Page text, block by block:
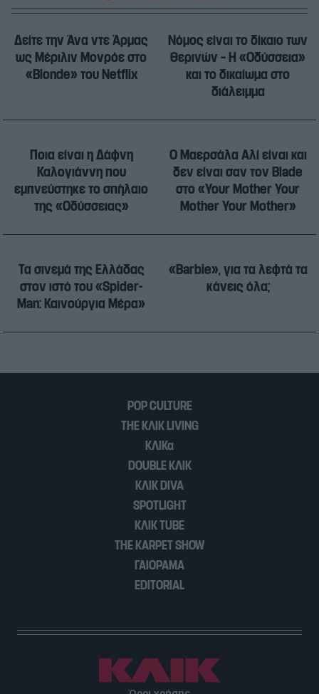
Δείτε την Άνα ντε Άρμας
ως Μέριλιν Μονρόε στο
«Blonde» του Netflix
Νόμος είναι το δίκαιο των
θερινών – Η «Οδύσσεια»
και το δικαίωμα στο
διάλειμμα
Ποια είναι η Δάφνη
Καλογιάννη που
εμπνεύστηκε το σπήλαιο
της «Οδύσσειας»
Ο Μαερσάλα Αλί είναι και
δεν είναι σαν τον Blade
στο «Your Mother Your
Mother Your Mother»
Τα σινεμά της Ελλάδας
στον ιστό του «Spider-
Man: Καινούργια Μέρα»
«Barbie», για τα λεφτά τα
κάνεις όλα;
POP CULTURE
THE ΚΛΙΚ LIVING
ΚΛΙΚα
DOUBLE ΚΛΙΚ
ΚΛΙΚ DIVA
SPOTLIGHT
ΚΛΙΚ TUBE
THE KARPET SHOW
ΓΑΙΟΡΑΜΑ
EDITORIAL